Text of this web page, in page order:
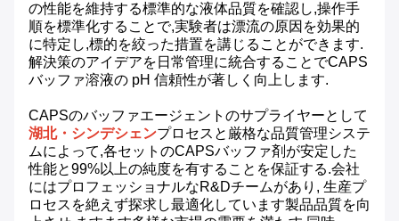
の性能を維持する標準的な液体品質を確認し,操作手
順を標準化することで,実験者は漂流の原因を効果的
に特定し,標的を絞った措置を講じることができます.
解決策のアイデアを日常管理に統合することでCAPS
バッファ溶液の pH 信頼性が著しく向上します.
CAPSのバッファエージェントのサプライヤーとして
湖北・シンデシェンプロセスと厳格な品質管理システ
ムによって,各セットのCAPSバッファ剤が安定した
性能と99%以上の純度を有することを保証する.会社
にはプロフェッショナルなR&Dチームがあり, 生産プ
ロセスを絶えず探求し最適化しています製品品質を向